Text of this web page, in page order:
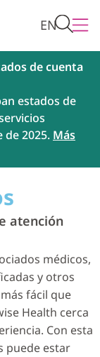
EN
de cuenta
estados de
2025. Más
atención
médicos,
y otros
fácil que
Health cerca
Con esta
puede estar